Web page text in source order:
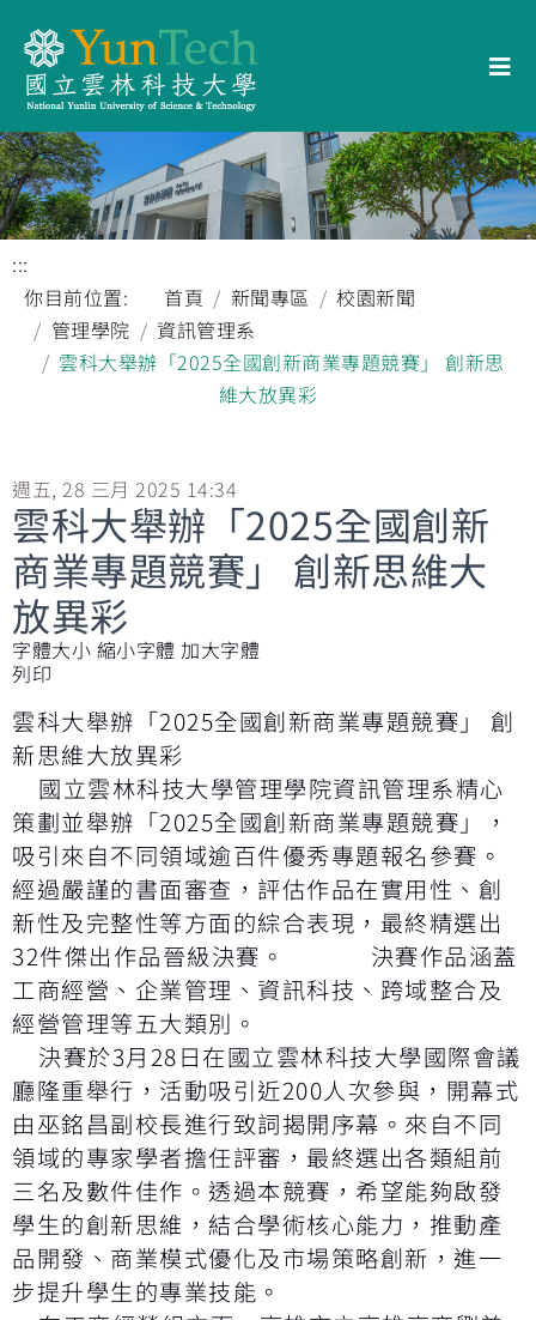
:::
你目前位置:
首頁 新聞專區
校園新聞
管理學院
資訊管理系
雲科大舉辦「2025全國創新商業專題競賽」 創新思
維大放異彩
週五, 28 三月 2025 14:34
雲科大舉辦「2025全國創新
商業專題競賽」 創新思維大
放異彩
字體大小 縮小字體 加大字體
列印
雲科大舉辦「2025全國創新商業專題競賽」 創
新思維大放異彩
國立雲林科技大學管理學院資訊管理系精心
策劃並舉辦「2025全國創新商業專題競賽」，
吸引來自不同領域逾百件優秀專題報名參賽。
經過嚴謹的書面審查，評估作品在實用性、創
新性及完整性等方面的綜合表現，最終精選出
32件傑出作品晉級決賽。 決賽作品涵蓋
工商經營、企業管理、資訊科技、跨域整合及
經營管理等五大類別。
決賽於3月28日在國立雲林科技大學國際會議
廳隆重舉行，活動吸引近200人次參與，開幕式
由巫銘昌副校長進行致詞揭開序幕。來自不同
領域的專家學者擔任評審，最終選出各類組前
三名及數件佳作。透過本競賽，希望能夠啟發
學生的創新思維，結合學術核心能力，推動產
品開發、商業模式優化及市場策略創新，進一
步提升學生的專業技能。